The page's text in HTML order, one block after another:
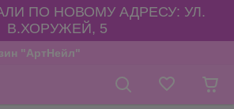
ПО НОВОМУ АДРЕСУ: УЛ.
В.ХОРУЖЕЙ, 5
"АртНейл"